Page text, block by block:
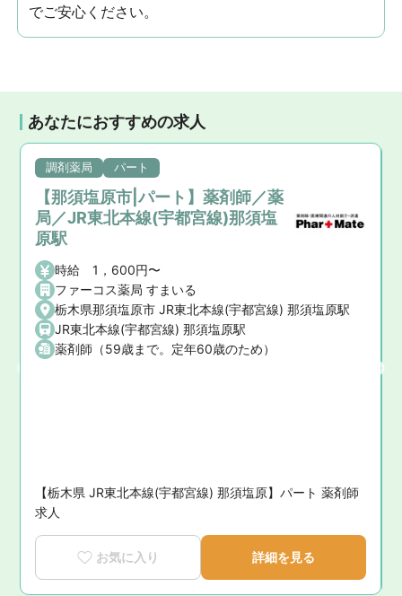
でご安心ください。
あなたにおすすめの求人
調剤薬局 パート
【那須塩原市|パート】薬剤師／薬
局／JR東北本線(宇都宮線)那須塩
原駅
時給 1，600円〜
ファーコス薬局 すまいる
栃木県那須塩原市 JR東北本線(宇都宮線) 那須塩原駅
JR東北本線(宇都宮線) 那須塩原駅
薬剤師（59歳まで。定年60歳のため）
【栃木県 JR東北本線(宇都宮線) 那須塩原】パート 薬剤師
求人
お気に入り 詳細を見る